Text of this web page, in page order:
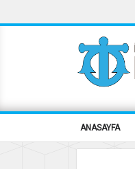
ANASAYFA